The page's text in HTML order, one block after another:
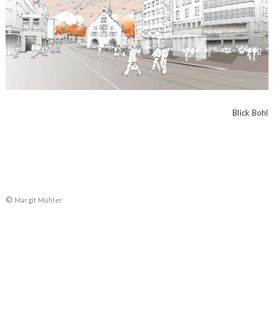
Blick Bohl
© Margit Mühler